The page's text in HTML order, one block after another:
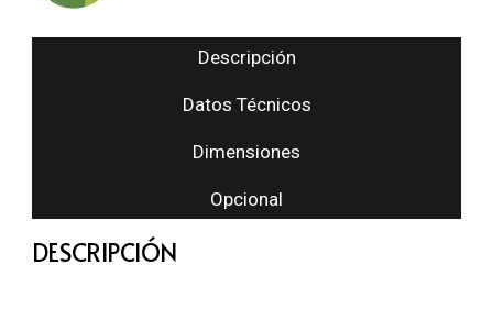
Descripción
Datos Técnicos
Dimensiones
Opcional
DESCRIPCIÓN